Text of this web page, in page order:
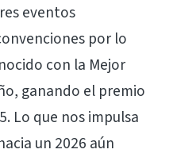
eventos
por lo
con la Mejor
ganando el premio
Lo que nos impulsa
un 2026 aún